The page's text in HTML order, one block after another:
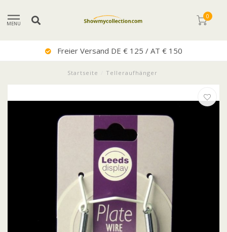
MENU
0
Freier Versand DE € 125 / AT € 150
Startseite Telleraufhänger